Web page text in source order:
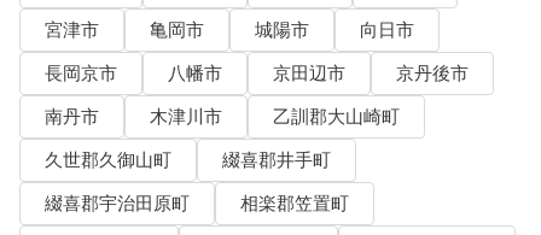
宮津市
亀岡市 城陽市
向日市
長岡京市
八幡市 京田辺市
京丹後市
南丹市
木津川市
乙訓郡大山崎町
久世郡久御山町
綴喜郡井手町
綴喜郡宇治田原町
相楽郡笠置町